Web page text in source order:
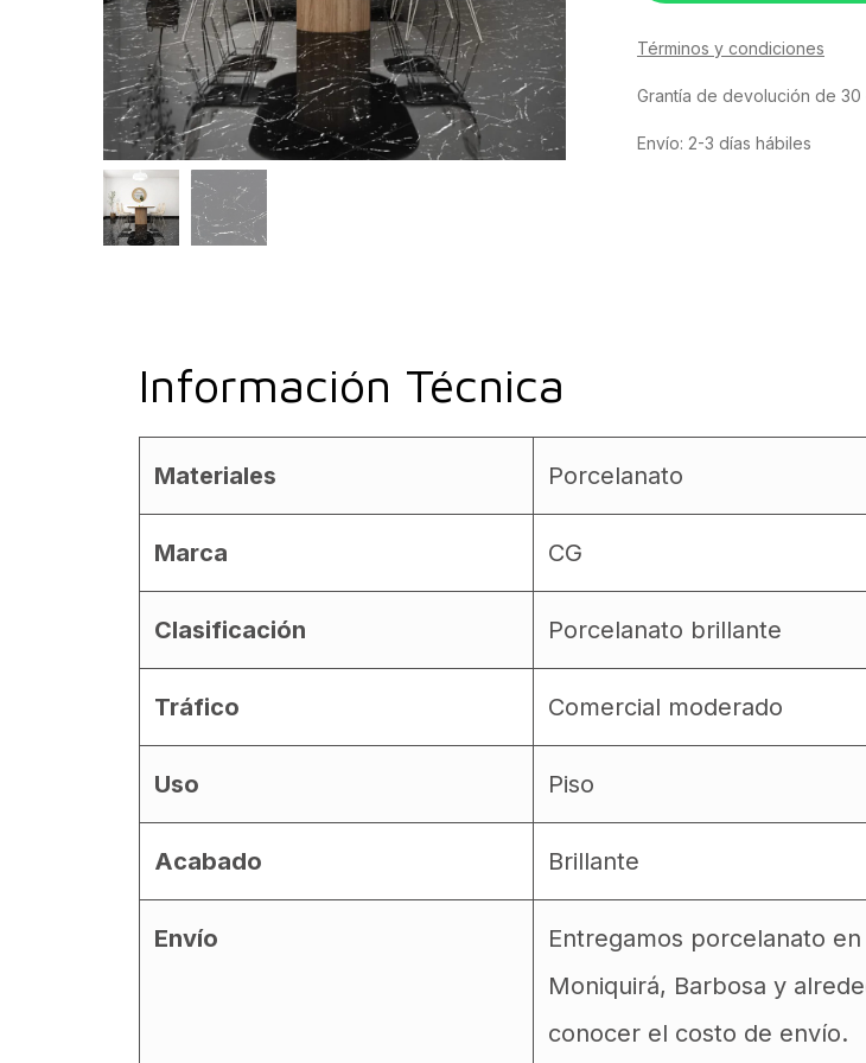
Términos y condiciones
Grantía de devolución de 30
Envío: 2-3 días hábiles
Información Técnica
Materiales Porcelanato
Marca CG
Clasificación Porcelanato brillante
Tráfico Comercial moderado
Uso Piso
Acabado Brillante
Envío
Entregamos porcelanato
Moniquirá, Barbosa y
conocer el costo de envío.